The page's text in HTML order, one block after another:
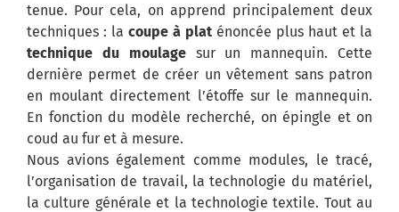
tenue. Pour cela, on apprend principalement deux
techniques : la coupe à plat énoncée plus haut et la
technique du moulagesur un mannequin. Cette
dernière permet de créer un vêtement sans patron
en moulant directement l’étoffe sur le mannequin.
En fonction du modèle recherché, on épingle et on
coud au fur et à mesure.
Nous avions également comme modules, le tracé,
l’organisation de travail, la technologie du matériel,
la culture générale et la technologie textile. Tout au